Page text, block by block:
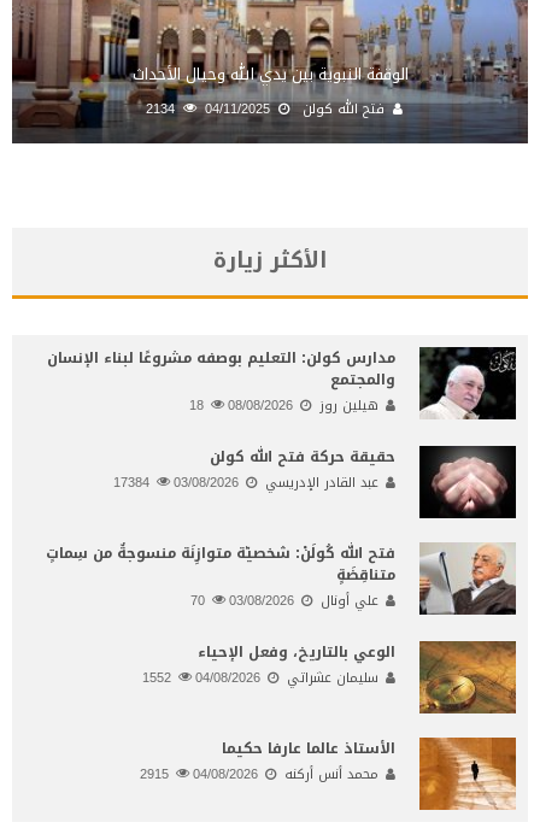
الوقفة النبوية بين يدي الله وحيال الأحداث
فتح الله كولن 04/11/2025
2134
الأكثر زيارة
مدارس كولن: التعليم بوصفه مشروعًا لبناء الإنسان
والمجتمع
هيلين روز 08/08/2026
حقيقة حركة فتح الله كولن
عبد القادر الإدريسي 03/08/2026
فتح الله كُولَنْ: شخصيّة متوازِنَة منسوجةٌ من سِماتٍ
متناقِضَةٍ
علي أونال 03/08/2026
الوعي بالتاريخ، وفعل الإحياء
سليمان عشراتي 04/08/2026
الأستاذ عالما عارفا حكيما
محمد أنس أركنه 04/08/2026